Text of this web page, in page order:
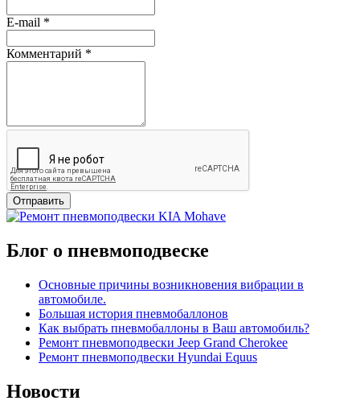
E-mail *
Комментарий *
Отправить
Блог о пневмоподвеске
Основные причины возникновения вибрации в
автомобиле.
Большая история пневмобаллонов
Как выбрать пневмобаллоны в Ваш автомобиль?
Ремонт пневмоподвески Jeep Grand Cherokee
Ремонт пневмоподвески Hyundai Equus
Новости